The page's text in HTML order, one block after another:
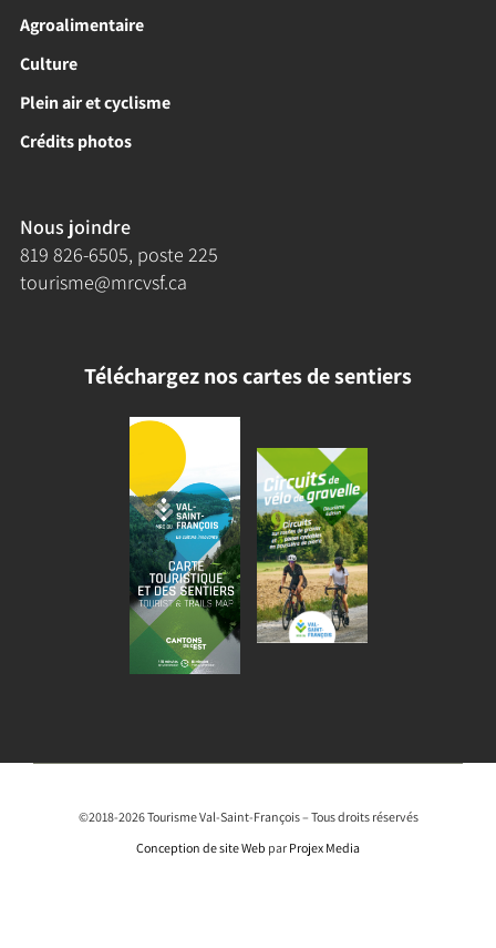
Agroalimentaire
Culture
Plein air et cyclisme
Crédits photos
Nous joindre
819 826-6505, poste 225
tourisme@mrcvsf.ca
Téléchargez nos cartes de sentiers
©2018-2026 Tourisme Val-Saint-François – Tous droits réservés
Conception de site Web par Projex Media